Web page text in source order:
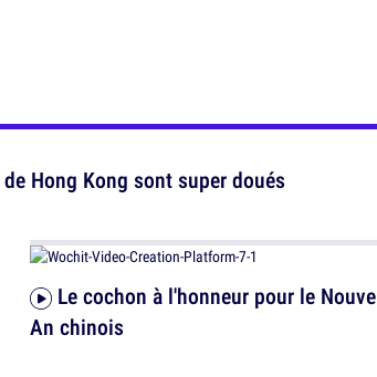
Hong Kong sont super doués
An chinois